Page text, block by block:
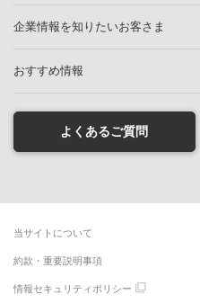
企業情報を知りたいお客さま
おすすめ情報
よくあるご質問
当サイトについて
約款・重要説明事項
情報セキュリティポリシー